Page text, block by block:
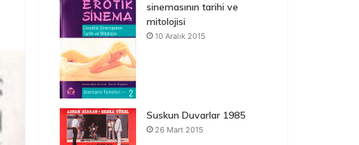
sinemasının tarihi ve
mitolojisi
10 Aralık 2015
Suskun Duvarlar 1985
26 Mart 2015